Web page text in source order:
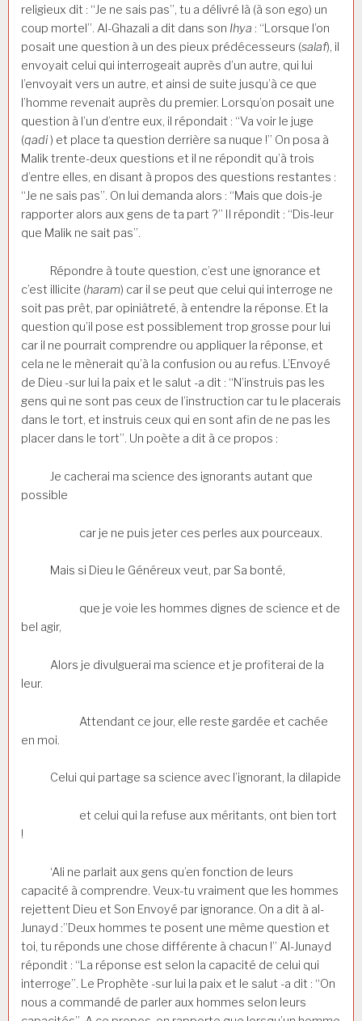
religieux dit : “Je ne sais pas”, tu a délivré là (à son ego) un
coup mortel”. Al-Ghazali a dit dans son Ihya : “Lorsque l’on
posait une question à un des pieux prédécesseurs (salaf), il
envoyait celui qui interrogeait auprès d’un autre, qui lui
l’envoyait vers un autre, et ainsi de suite jusqu’à ce que
l’homme revenait auprès du premier. Lorsqu’on posait une
question à l’un d’entre eux, il répondait : “Va voir le juge
(qadi) et place ta question derrière sa nuque !” On posa à
Malik trente-deux questions et il ne répondit qu’à trois
d’entre elles, en disant à propos des questions restantes :
“Je ne sais pas”. On lui demanda alors : “Mais que dois-je
rapporter alors aux gens de ta part ?” Il répondit : “Dis-leur
que Malik ne sait pas”.
Répondre à toute question, c’est une ignorance et
c’est illicite (haram) car il se peut que celui qui interroge ne
soit pas prêt, par opiniâtreté, à entendre la réponse. Et la
question qu’il pose est possiblement trop grosse pour lui
car il ne pourrait comprendre ou appliquer la réponse, et
cela ne le mènerait qu’à la confusion ou au refus. L’Envoyé
de Dieu -sur lui la paix et le salut -a dit : “N’instruis pas les
gens qui ne sont pas ceux de l’instruction car tu le placerais
dans le tort, et instruis ceux qui en sont afin de ne pas les
placer dans le tort”. Un poète a dit à ce propos :
Je cacherai ma science des ignorants autant que
possible
car je ne puis jeter ces perles aux pourceaux.
Mais si Dieu le Généreux veut, par Sa bonté,
que je voie les hommes dignes de science et de
bel agir,
Alors je divulguerai ma science et je profiterai de la
leur.
Attendant ce jour, elle reste gardée et cachée
en moi.
Celui qui partage sa science avec l’ignorant, la dilapide
et celui qui la refuse aux méritants, ont bien tort
!
‘Ali ne parlait aux gens qu’en fonction de leurs
capacité à comprendre. Veux-tu vraiment que les hommes
rejettent Dieu et Son Envoyé par ignorance. On a dit à al-
Junayd :”Deux hommes te posent une même question et
toi, tu réponds une chose différente à chacun !” Al-Junayd
répondit : “La réponse est selon la capacité de celui qui
interroge”. Le Prophète -sur lui la paix et le salut -a dit : “On
nous a commandé de parler aux hommes selon leurs